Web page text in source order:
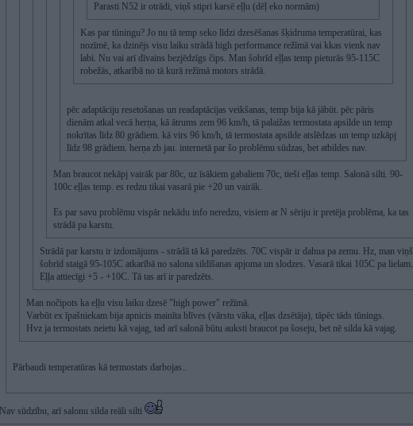
Parasti N52 ir otrādi, viņš stipri karsē eļļu (dēļ eko normām)
Kas par tūningu? Jo nu tā temp seko līdzi dzesēšanas šķidruma temperatūrai, kas
nozīmē, ka dzinējs visu laiku strādā high performance režīmā vai kkas vienk nav
labi. Nu vai arī dīvains bezjēdzīgs čips. Man šobrīd eļļas temp pieturās 95-115C
robežās, atkarībā no tā kurā režīmā motors strādā.
pēc adaptāciju resetošanas un readaptācijas veikšanas, temp bija kā jābūt. pēc pāris
dienām atkal vecā herņa, kā ātrums zem 96 km/h, tā palaižas termostata apsilde un temp
nokrītas līdz 80 grādiem. kā virs 96 km/h, tā termostata apsilde atslēdzas un temp uzkāpj
līdz 98 grādiem. herņa zb jau. internetā par šo problēmu sūdzas, bet atbildes nav.
Man braucot nekāpj vairāk par 80c, uz īsākiem gabaliem 70c, tieši eļļas temp. Salonā silti. 90-
100c eļļas temp. es redzu tikai vasarā pie +20 un vairāk.
Es par savu problēmu vispār nekādu info neredzu, visiem ar N sēriju ir pretēja problēma, ka tas
strādā pa karstu.
Strādā par karstu ir izdomājums - strādā tā kā paredzēts. 70C vispār ir dahua pa zemu. Hz, man viņš
šobrīd staigā 95-105C atkarībā no salona sildīšanas apjoma un slodzes. Vasarā tikai 105C pa lielam.
Eļļa attiecīgi +5 - +10C. Tā tas arī ir paredzēts.
Man nočipots ka eļļu visu laiku dzesē "high power" režīmā.
Varbūt ex īpašniekam bija apnicis mainīta blīves (vārstu vāka, eļļas dzsētāja), tāpēc tāds tūnings.
Hvz ja termostats neietu kā vajag, tad arī salonā būtu auksti braucot pa šoseju, bet nē silda kā vajag.
Pārbaudi temperatūras kā termostats darbojas..
Nav sūdzību, arī salonu silda reāli silti